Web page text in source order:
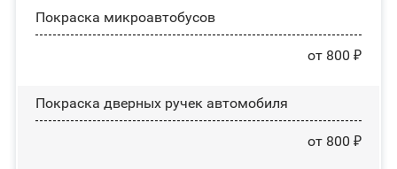
Покраска микроавтобусов
от 800 ₽
Покраска дверных ручек автомобиля
от 800 ₽